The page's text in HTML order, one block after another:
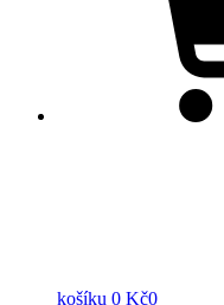
košíku 0 Kč0